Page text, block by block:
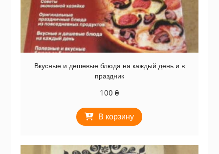
Вкусные и дешевые блюда на каждый день и в
праздник
100₴
В корзину